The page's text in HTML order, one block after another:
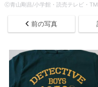
ⓒ青山剛昌/小学館・読売テレビ・
前の写真